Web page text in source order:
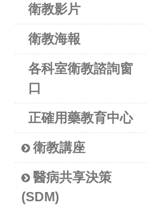
衛教影片
衛教海報
各科室衛教諮詢窗
口
正確用藥教育中心
衛教講座
醫病共享決策
(SDM)